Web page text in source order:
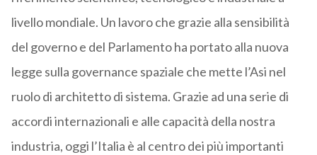
livello mondiale. Un lavoro che grazie alla sensibilità
del governo e del Parlamento ha portato alla nuova
legge sulla governance spaziale che mette l’Asi nel
ruolo di architetto di sistema. Grazie ad una serie di
accordi internazionali e alle capacità della nostra
industria, oggi l’Italia è al centro dei più importanti